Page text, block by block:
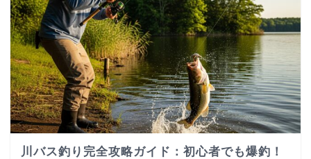
川バス釣り完全攻略ガイド：初心者でも爆釣！